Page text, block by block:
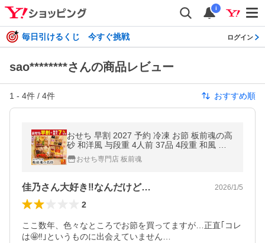
i
毎日引けるくじ 今すぐ挑戦 ログイン
sao********さんの商品レビュー
1 - 4件 / 4件 おすすめ順
おせち 早割 2027 予約 冷凍 お節 板前魂の高
砂 和洋風 与段重 4人前 37品 4段重 和風 洋
風 冷蔵解凍 2026 おせち料理
おせち専門店 板前魂
佳乃さん大好き‼️なんだけど… 2026/1/5
2
ここ数年、色々なところでお節を買ってますが…正直｢コレ
は🤩‼️｣というものに出会えていません…